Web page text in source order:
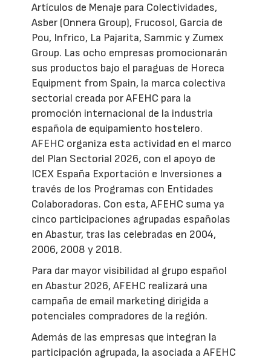
Artículos de Menaje para Colectividades,
Asber (Onnera Group), Frucosol, García de
Pou, Infrico, La Pajarita, Sammic y Zumex
Group. Las ocho empresas promocionarán
sus productos bajo el paraguas de Horeca
Equipment from Spain, la marca colectiva
sectorial creada por AFEHC para la
promoción internacional de la industria
española de equipamiento hostelero.
AFEHC organiza esta actividad en el marco
del Plan Sectorial 2026, con el apoyo de
ICEX España Exportación e Inversiones a
través de los Programas con Entidades
Colaboradoras. Con esta, AFEHC suma ya
cinco participaciones agrupadas españolas
en Abastur, tras las celebradas en 2004,
2006, 2008 y 2018.
Para dar mayor visibilidad al grupo español
en Abastur 2026, AFEHC realizará una
campaña de email marketing dirigida a
potenciales compradores de la región.
Además de las empresas que integran la
participación agrupada, la asociada a AFEHC